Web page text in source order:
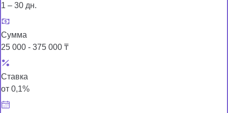
1 – 30 дн.
Сумма
25 000 - 375 000 ₸
Ставка
от 0,1%